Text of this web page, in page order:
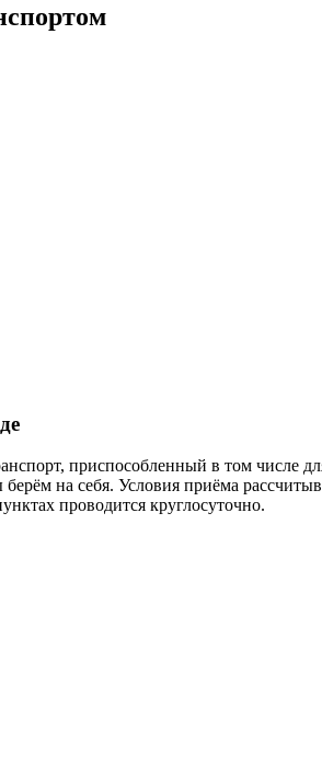
приспособленный в том числе
на себя. Условия приёма
проводится круглосуточно.